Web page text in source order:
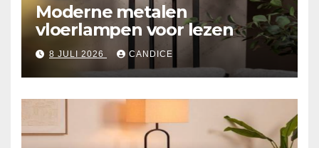
Moderne metalen
vloerlampen voor lezen
8 JULI 2026 CANDICE